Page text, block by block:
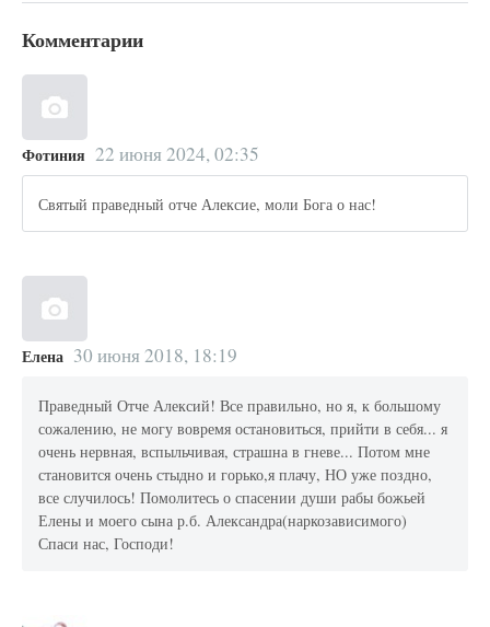
Комментарии
Фотиния 22 июня 2024, 02:35
Святый праведный отче Алексие, моли Бога о нас!
Елена 30 июня 2018, 18:19
Праведный Отче Алексий! Все правильно, но я, к большому
сожалению, не могу вовремя остановиться, прийти в себя... я
очень нервная, вспыльчивая, страшна в гневе... Потом мне
становится очень стыдно и горько,я плачу, НО уже поздно,
все случилось! Помолитесь о спасении души рабы божьей
Елены и моего сына р.б. Александра(наркозависимого)
Спаси нас, Господи!